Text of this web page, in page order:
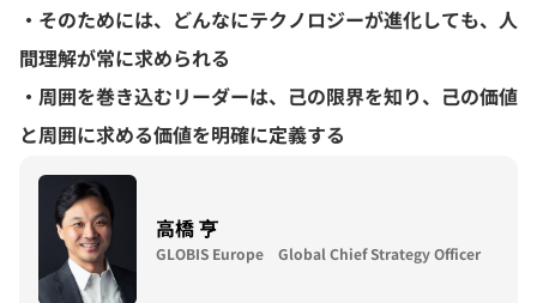
・そのためには、どんなにテクノロジーが進化しても、人
間理解が常に求められる
・周囲を巻き込むリーダーは、己の限界を知り、己の価値
と周囲に求める価値を明確に定義する
高橋 亨
GLOBIS Europe Global Chief Strategy Officer